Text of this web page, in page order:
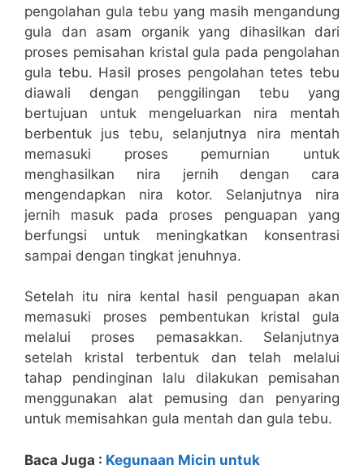
pengolahan gula tebu yang masih mengandung
gula dan asam organik yang dihasilkan dari
proses pemisahan kristal gula pada pengolahan
gula tebu. Hasil proses pengolahan tetes tebu
diawali dengan penggilingan tebu yang
bertujuan untuk mengeluarkan nira mentah
berbentuk jus tebu, selanjutnya nira mentah
memasuki proses pemurnian untuk
menghasilkan nira jernih dengan cara
mengendapkan nira kotor. Selanjutnya nira
jernih masuk pada proses penguapan yang
berfungsi untuk meningkatkan konsentrasi
sampai dengan tingkat jenuhnya.
Setelah itu nira kental hasil penguapan akan
memasuki proses pembentukan kristal gula
melalui proses pemasakkan. Selanjutnya
setelah kristal terbentuk dan telah melalui
tahap pendinginan lalu dilakukan pemisahan
menggunakan alat pemusing dan penyaring
untuk memisahkan gula mentah dan gula tebu.
Baca Juga : Kegunaan Micin untuk